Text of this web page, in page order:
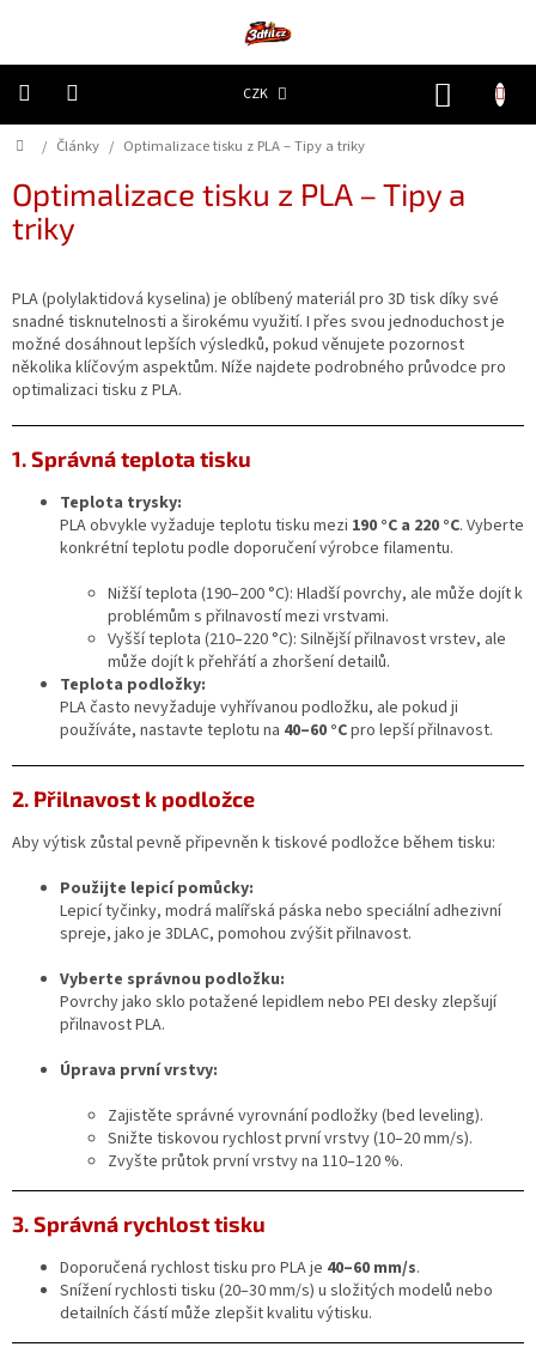
CZK
Filamenty
Resiny
Doplňky
a
náhradní
díly
Nejlepší
ceny
Novinky
Zakázková
Slovníček
Program
pro
školy
Značky
Přihlášení
Domů
/ Články / Optimalizace tisku z PLA – Tipy a triky
Optimalizace tisku z PLA – Tipy a
triky
PLA (polylaktidová kyselina) je oblíbený materiál pro 3D tisk díky své
snadné tisknutelnosti a širokému využití. I přes svou jednoduchost je
možné dosáhnout lepších výsledků, pokud věnujete pozornost
několika klíčovým aspektům. Níže najdete podrobného průvodce pro
optimalizaci tisku z PLA.
1. Správná teplota tisku
Teplota trysky:
PLA obvykle vyžaduje teplotu tisku mezi 190 °C a 220 °C. Vyberte
konkrétní teplotu podle doporučení výrobce filamentu.
Nižší teplota (190–200 °C): Hladší povrchy, ale může dojít k
problémům s přilnavostí mezi vrstvami.
Vyšší teplota (210–220 °C): Silnější přilnavost vrstev, ale
může dojít k přehřátí a zhoršení detailů.
Teplota podložky:
PLA často nevyžaduje vyhřívanou podložku, ale pokud ji
používáte, nastavte teplotu na 40–60 °Cpro lepší přilnavost.
2. Přilnavost k podložce
Aby výtisk zůstal pevně připevněn k tiskové podložce během tisku:
Použijte lepicí pomůcky:
Lepicí tyčinky, modrá malířská páska nebo speciální adhezivní
spreje, jako je 3DLAC, pomohou zvýšit přilnavost.
Vyberte správnou podložku:
Povrchy jako sklo potažené lepidlem nebo PEI desky zlepšují
přilnavost PLA.
Úprava první vrstvy:
Zajistěte správné vyrovnání podložky (bed leveling).
Snižte tiskovou rychlost první vrstvy (10–20 mm/s).
Zvyšte průtok první vrstvy na 110–120 %.
3. Správná rychlost tisku
Doporučená rychlost tisku pro PLA je 40–60 mm/s.
Snížení rychlosti tisku (20–30 mm/s) u složitých modelů nebo
detailních částí může zlepšit kvalitu výtisku.